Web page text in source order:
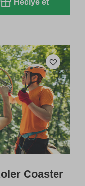
Hediye et
Coaster